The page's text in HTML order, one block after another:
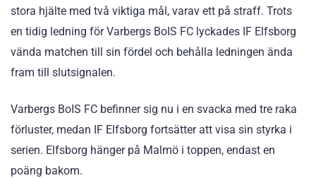
stora hjälte med två viktiga mål, varav ett på straff. Trots
en tidig ledning för Varbergs BoIS FC lyckades IF Elfsborg
vända matchen till sin fördel och behålla ledningen ända
fram till slutsignalen.
Varbergs BoIS FC befinner sig nu i en svacka med tre raka
förluster, medan IF Elfsborg fortsätter att visa sin styrka i
serien. Elfsborg hänger på Malmö i toppen, endast en
poäng bakom.